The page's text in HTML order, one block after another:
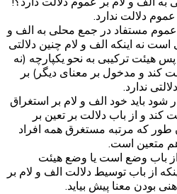
دلالت ندارد.
عموم مستفاد در جمع محلی به الف و
نه اینکه الف و لام چنین دلالتی
هیئت ترکیبی به نحو یکپارچه (نه
کند و مدخول بر معنای دیگر) بر
ندارد.
شود باید خود الف و لام بر استغراق
کند و از باب دلالت بر تعین بر
طور که مرتبه مستغرق همه افراد
متعین است.
باب وضع است یا وضع هیئت
از باب توسیط دلالت الف و لام بر
بودن معنا پیش بیاید.